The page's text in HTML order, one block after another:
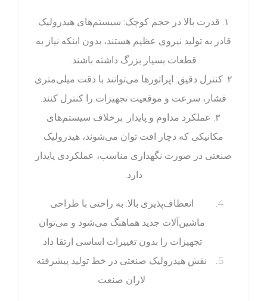
۱. قدرت بالا در حجم کوچک: سیستم‌های هیدرولیک
قادر به تولید نیروی عظیم هستند، بدون اینکه نیاز به
قطعات بسیار بزرگ داشته باشند.
۲. کنترل دقیق: اپراتورها می‌توانند با دقت میلی‌متری
فشار، سرعت و موقعیت تجهیزات را کنترل کنند.
۳. عملکرد مداوم و پایدار: برخلاف سیستم‌های
مکانیکی که دچار افت توان می‌شوند، هیدرولیک
صنعتی در صورت نگهداری مناسب، عملکردی پایدار
دارد.
انعطاف‌پذیری بالا: به راحتی با طراحی
ماشین‌آلات جدید هماهنگ می‌شود و می‌توان
تجهیزات را بدون تغییرات اساسی ارتقا داد.
نقش هیدرولیک صنعتی در خط تولید پیشرفته
لاران صنعت